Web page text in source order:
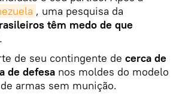
, uma pesquisa da
têm medo de que
.
de seu contingente de cerca de
de defesa nos moldes do modelo
armas sem munição.